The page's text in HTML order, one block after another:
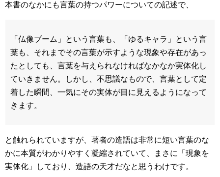
本書のなかにも言葉の持つパワーについての記述で、
「仏像ブーム」という言葉も、「ゆるキャラ」という言
葉も、それまでその言葉が示すような現象や存在があっ
たとしても、言葉を与えられなければなかなか実体化し
ていきません。しかし、不思議なもので、言葉として定
着した瞬間、一気にその実体が目に見えるようになって
きます。
と触れられていますが、著者の造語は非常に短い言葉のな
かに本質がわかりやすく凝縮されていて、まさに「現象を
実体化」しており、造語の天才だなと思うわけです。